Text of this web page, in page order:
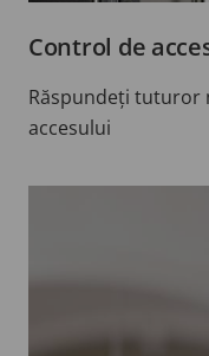
Control de
Răspundeți tuturor
accesului